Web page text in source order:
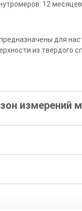
12 месяцев
для
из твердого
измерений